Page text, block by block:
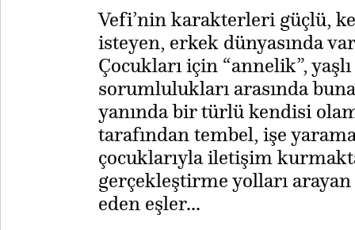
Vefi’nin karakterleri güçlü,
isteyen, erkek dünyasında
Çocukları için “annelik”,
sorumlulukları arasında
yanında bir türlü kendisi
tarafından tembel, işe
çocuklarıyla iletişim
gerçekleştirme yolları arayan
eden eşler...